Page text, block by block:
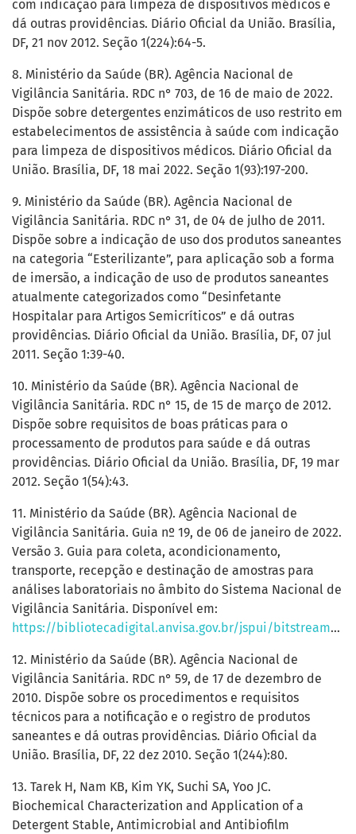
com indicação para limpeza de dispositivos médicos e
dá outras providências. Diário Oficial da União. Brasília,
DF, 21 nov 2012. Seção 1(224):64-5.
8. Ministério da Saúde (BR). Agência Nacional de
Vigilância Sanitária. RDC n° 703, de 16 de maio de 2022.
Dispõe sobre detergentes enzimáticos de uso restrito em
estabelecimentos de assistência à saúde com indicação
para limpeza de dispositivos médicos. Diário Oficial da
União. Brasília, DF, 18 mai 2022. Seção 1(93):197-200.
9. Ministério da Saúde (BR). Agência Nacional de
Vigilância Sanitária. RDC n° 31, de 04 de julho de 2011.
Dispõe sobre a indicação de uso dos produtos saneantes
na categoria “Esterilizante”, para aplicação sob a forma
de imersão, a indicação de uso de produtos saneantes
atualmente categorizados como “Desinfetante
Hospitalar para Artigos Semicríticos” e dá outras
providências. Diário Oficial da União. Brasília, DF, 07 jul
2011. Seção 1:39-40.
10. Ministério da Saúde (BR). Agência Nacional de
Vigilância Sanitária. RDC n° 15, de 15 de março de 2012.
Dispõe sobre requisitos de boas práticas para o
processamento de produtos para saúde e dá outras
providências. Diário Oficial da União. Brasília, DF, 19 mar
2012. Seção 1(54):43.
11. Ministério da Saúde (BR). Agência Nacional de
Vigilância Sanitária. Guia nº 19, de 06 de janeiro de 2022.
Versão 3. Guia para coleta, acondicionamento,
transporte, recepção e destinação de amostras para
análises laboratoriais no âmbito do Sistema Nacional de
Vigilância Sanitária. Disponível em:
https://bibliotecadigital.anvisa.gov.br/jspui/bitstream/anvisa/2213/1/ANVISA_Guia%20n%C2%BA%2019_2019_coleta%2C%20acondicionamento%2C%20transporte%2C%20recep%C3%A7%C3%A3o%20e%20destina%C3%A7%C3%A3o%20de%20amostras%20para%20an%C3%Alises%20laboratoriais%20no%20%C3%A2mbito%20do%20Sistema%20Nacional%20de%20Vigil%C3%A2ncia%20Sanit%C3%A1ria_vers%C3A3o%203_06.01.2022.pdf
12. Ministério da Saúde (BR). Agência Nacional de
Vigilância Sanitária. RDC n° 59, de 17 de dezembro de
2010. Dispõe sobre os procedimentos e requisitos
técnicos para a notificação e o registro de produtos
saneantes e dá outras providências. Diário Oficial da
União. Brasília, DF, 22 dez 2010. Seção 1(244):80.
13. Tarek H, Nam KB, Kim YK, Suchi SA, Yoo JC.
Biochemical Characterization and Application of a
Detergent Stable, Antimicrobial and Antibiofilm